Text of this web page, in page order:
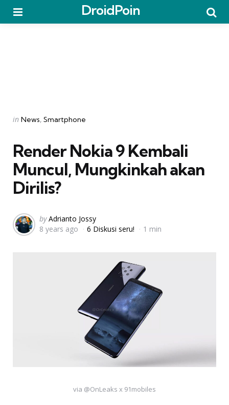
DroidPoin
Categories
Posted
in News Smartphone
Render Nokia 9 Kembali
Muncul, Mungkinkah akan
Dirilis?
Posted
by
by Adrianto Jossy
8 years ago
6 Diskusi seru! 1 min
via @OnLeaks x 91mobiles